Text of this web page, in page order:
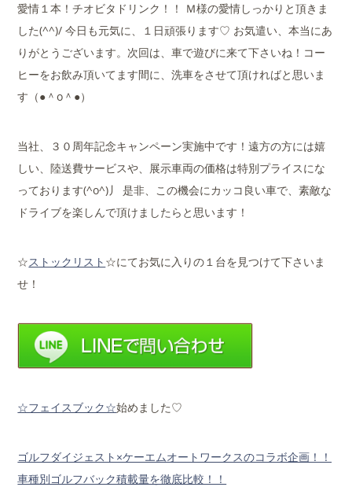
愛情１本！チオビタドリンク！！ Ｍ様の愛情しっかりと頂きま
した(^^)/ 今日も元気に、１日頑張ります♡ お気遣い、本当にあ
りがとうございます。次回は、車で遊びに来て下さいね！コー
ヒーをお飲み頂いてます間に、洗車をさせて頂ければと思いま
す（●＾o＾●）
当社、３０周年記念キャンペーン実施中です！遠方の方には嬉
しい、陸送費サービスや、展示車両の価格は特別プライスにな
っております(^o^)丿 是非、この機会にカッコ良い車で、素敵な
ドライブを楽しんで頂けましたらと思います！
☆ストックリスト ☆にてお気に入りの１台を見つけて下さいま
せ！
☆フェイスブック☆始めました♡
ゴルフダイジェスト×ケーエムオートワークスのコラボ企画！！
車種別ゴルフバック積載量を徹底比較！！